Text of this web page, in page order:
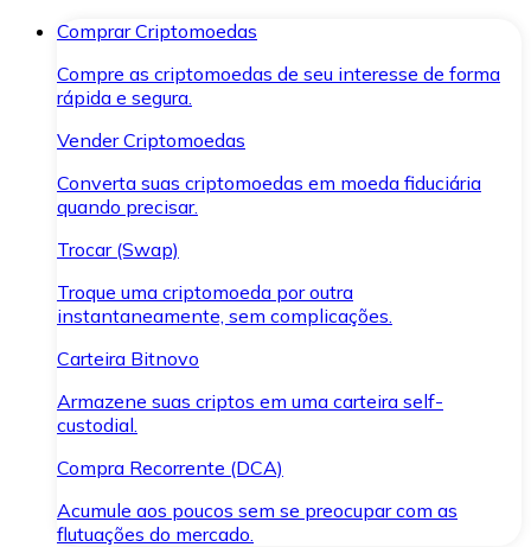
Comprar Criptomoedas
Compre as criptomoedas de seu interesse de forma
rápida e segura.
Vender Criptomoedas
Converta suas criptomoedas em moeda fiduciária
quando precisar.
Trocar (Swap)
Troque uma criptomoeda por outra
instantaneamente, sem complicações.
Carteira Bitnovo
Armazene suas criptos em uma carteira self-
custodial.
Compra Recorrente (DCA)
Acumule aos poucos sem se preocupar com as
flutuações do mercado.